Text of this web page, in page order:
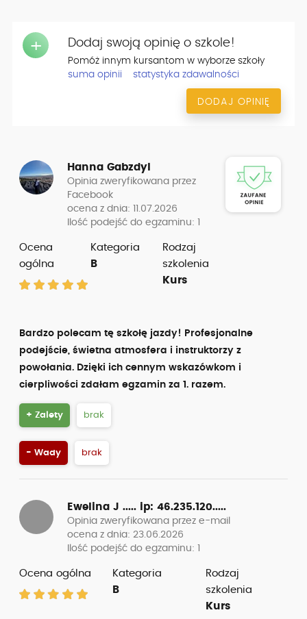
+ Dodaj swoją opinię o szkole!
Pomóż innym kursantom w wyborze szkoły
suma opinii
statystyka zdawalności
DODAJ OPINIĘ
Hanna Gabzdyl
Opinia zweryfikowana przez
Facebook
ocena z dnia: 11.07.2026
Ilość podejść do egzaminu: 1
Ocena
ogólna
Kategoria
B
Rodzaj
szkolenia
Kurs
Bardzo polecam tę szkołę jazdy! Profesjonalne
podejście, świetna atmosfera i instruktorzy z
powołania. Dzięki ich cennym wskazówkom i
cierpliwości zdałam egzamin za 1. razem.
+ Zalety brak
- Wady brak
Ewelina J ..... ip: 46.235.120.....
Opinia zweryfikowana przez e-mail
ocena z dnia: 23.06.2026
Ilość podejść do egzaminu: 1
Ocena ogólna
Kategoria
B
Rodzaj
szkolenia
Kurs